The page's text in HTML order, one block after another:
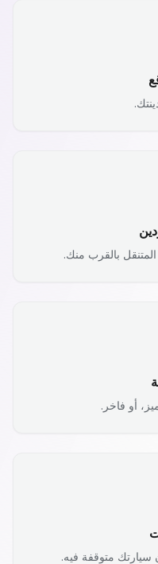
بالقرب منك.
أو فاخر.
سيارتك متوقفة فيه.